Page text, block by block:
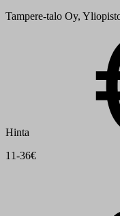
Tampere-talo Oy,
Hinta
11-36€